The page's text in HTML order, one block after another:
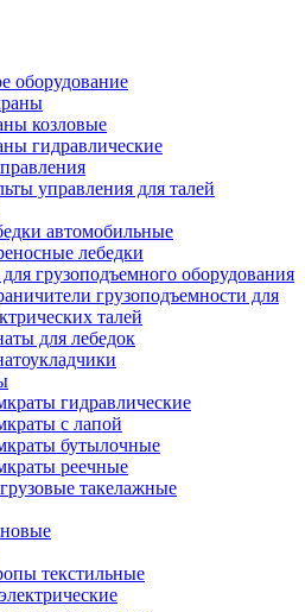
оборудование
козловые
гидравлические
управления для талей
автомобильные
лебедки
грузоподъемного оборудования
грузоподъемности для
талей
для лебедок
гидравлические
с лапой
бутылочные
реечные
такелажные
текстильные